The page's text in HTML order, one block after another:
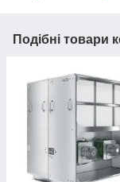
Подібні товари